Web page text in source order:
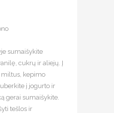
⠀
sumaišykite
cukrų ir aliejų. Į
miltus, kepimo
į jogurto ir
gerai sumaišykite.
tešlos ir